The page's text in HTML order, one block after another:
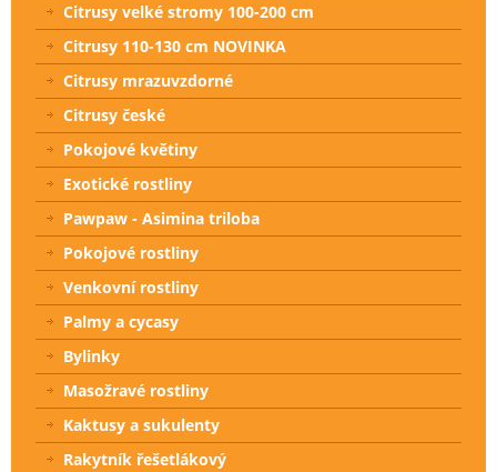
Citrusy velké stromy 100-200 cm
Citrusy 110-130 cm NOVINKA
Citrusy mrazuvzdorné
Citrusy české
Pokojové květiny
Exotické rostliny
Pawpaw - Asimina triloba
Pokojové rostliny
Venkovní rostliny
Palmy a cycasy
Bylinky
Masožravé rostliny
Kaktusy a sukulenty
Rakytník řešetlákový